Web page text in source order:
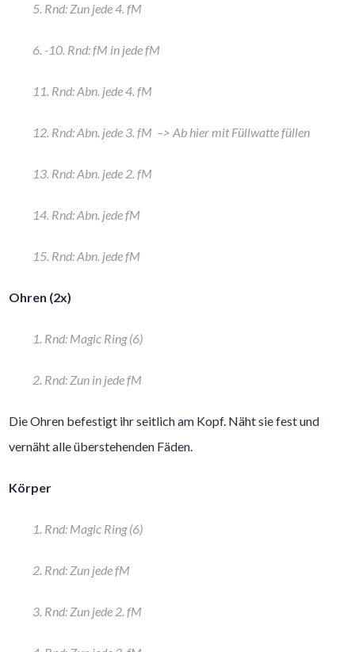
5. Rnd: Zun jede 4. fM
6. -10. Rnd: fM in jede fM
11. Rnd: Abn. jede 4. fM
12. Rnd: Abn. jede 3. fM –> Ab hier mit Füllwatte füllen
13. Rnd: Abn. jede 2. fM
14. Rnd: Abn. jede fM
15. Rnd: Abn. jede fM
Ohren (2x)
1. Rnd: Magic Ring (6)
2. Rnd: Zun in jede fM
Die Ohren befestigt ihr seitlich am Kopf. Näht sie fest und
vernäht alle überstehenden Fäden.
Körper
1. Rnd: Magic Ring (6)
2. Rnd: Zun jede fM
3. Rnd: Zun jede 2. fM